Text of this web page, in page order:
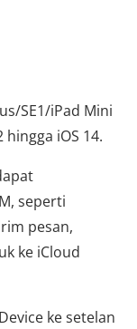
SE1/iPad Mini
iOS 14.
seperti
pesan,
ke iCloud
ke setelan